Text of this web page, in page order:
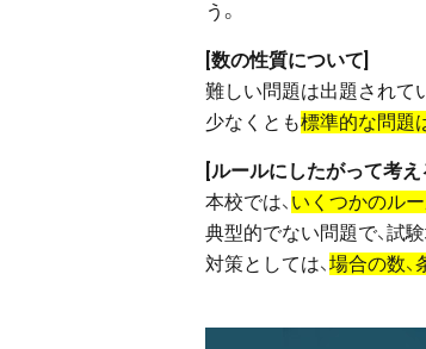
う。
[数の性質について]
難しい問題は出題されて
少なくとも標準的な問題
[ルールにしたがって考
本校では、 いくつかのル
典型的でない問題で、試
対策としては、場合の数